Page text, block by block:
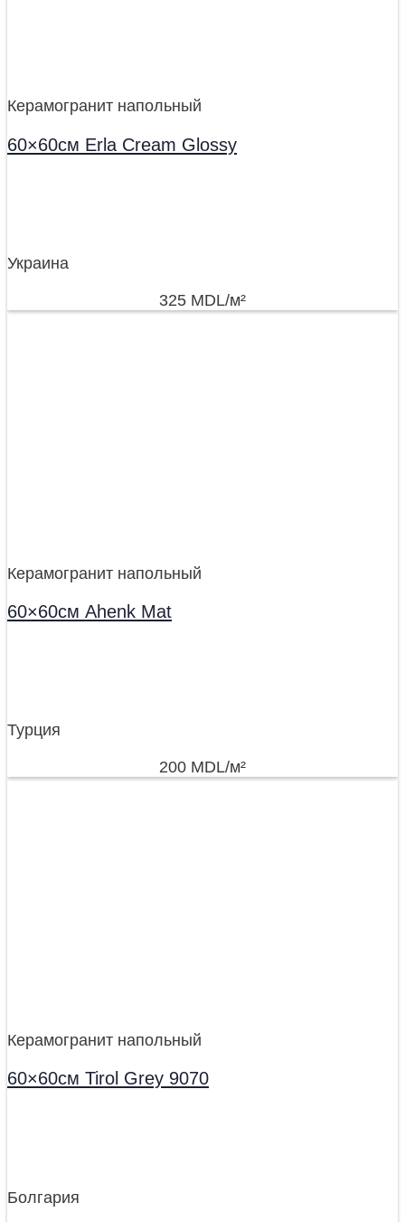
Керамогранит напольный
60×60см Erla Cream Glossy
Украина
325 MDL/м²
Керамогранит напольный
60×60см Ahenk Mat
Турция
200 MDL/м²
Керамогранит напольный
60×60см Tirol Grey 9070
Болгария